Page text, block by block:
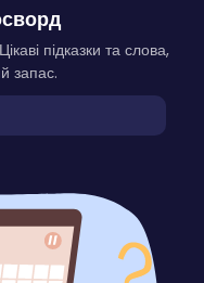
підказки та слова,
запас.